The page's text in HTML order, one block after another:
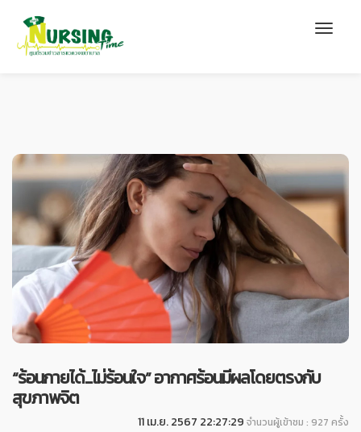
“ร้อนกายได้...ไม่ร้อนใจ” อากาศร้อนมีผลโดยตรงกับ
สุขภาพจิต
11 เม.ย. 2567 22:27:29 จำนวนผู้เข้าชม : 927 ครั้ง